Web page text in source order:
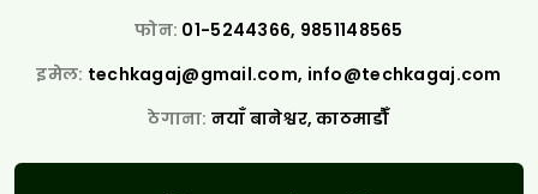
फोन: 01-5244366, 9851148565
इमेल: techkagaj@gmail.com, info@techkagaj.com
ठेगाना: नयाँ बानेश्वर, काठमाडौँ